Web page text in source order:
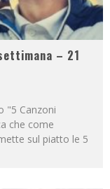
– 21
"5 Canzoni
che come
sul piatto le 5